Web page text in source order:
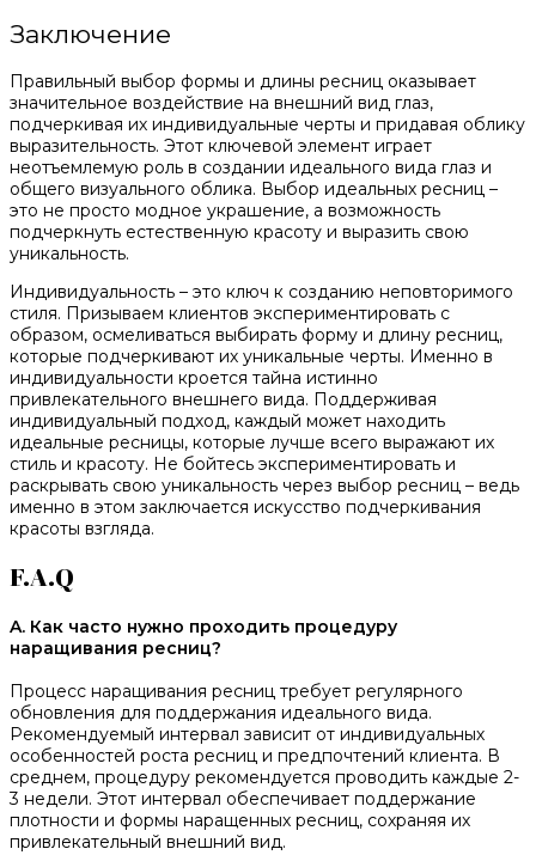
Заключение
Правильный выбор формы и длины ресниц оказывает
значительное воздействие на внешний вид глаз,
подчеркивая их индивидуальные черты и придавая облику
выразительность. Этот ключевой элемент играет
неотъемлемую роль в создании идеального вида глаз и
общего визуального облика. Выбор идеальных ресниц –
это не просто модное украшение, а возможность
подчеркнуть естественную красоту и выразить свою
уникальность.
Индивидуальность – это ключ к созданию неповторимого
стиля. Призываем клиентов экспериментировать с
образом, осмеливаться выбирать форму и длину ресниц,
которые подчеркивают их уникальные черты. Именно в
индивидуальности кроется тайна истинно
привлекательного внешнего вида. Поддерживая
индивидуальный подход, каждый может находить
идеальные ресницы, которые лучше всего выражают их
стиль и красоту. Не бойтесь экспериментировать и
раскрывать свою уникальность через выбор ресниц – ведь
именно в этом заключается искусство подчеркивания
красоты взгляда.
F.A.Q
A. Как часто нужно проходить процедуру
наращивания ресниц?
Процесс наращивания ресниц требует регулярного
обновления для поддержания идеального вида.
Рекомендуемый интервал зависит от индивидуальных
особенностей роста ресниц и предпочтений клиента. В
среднем, процедуру рекомендуется проводить каждые 2-
3 недели. Этот интервал обеспечивает поддержание
плотности и формы наращенных ресниц, сохраняя их
привлекательный внешний вид.